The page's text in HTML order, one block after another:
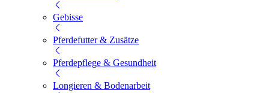
Gebisse
Pferdefutter & Zusätze
Pferdepflege & Gesundheit
Longieren & Bodenarbeit